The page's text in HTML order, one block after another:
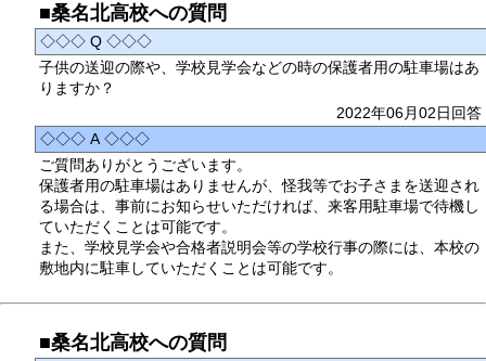
■桑名北高校への質問
◇◇◇ Q ◇◇◇
子供の送迎の際や、学校見学会などの時の保護者用の駐車場はあ
りますか？
2022年06月02日回答
◇◇◇ A ◇◇◇
ご質問ありがとうございます。
保護者用の駐車場はありませんが、怪我等でお子さまを送迎され
る場合は、事前にお知らせいただければ、来客用駐車場で待機し
ていただくことは可能です。
また、学校見学会や合格者説明会等の学校行事の際には、本校の
敷地内に駐車していただくことは可能です。
■桑名北高校への質問